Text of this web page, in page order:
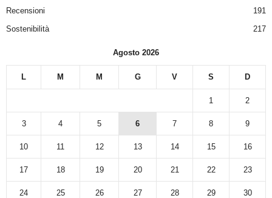
Recensioni
191
Sostenibilità
217
Agosto 2026
L M M G V S D
1 2
3 4 5 6 7 8 9
10 11 12 13 14 15 16
17 18 19 20 21 22 23
24 25 26 27 28 29 30